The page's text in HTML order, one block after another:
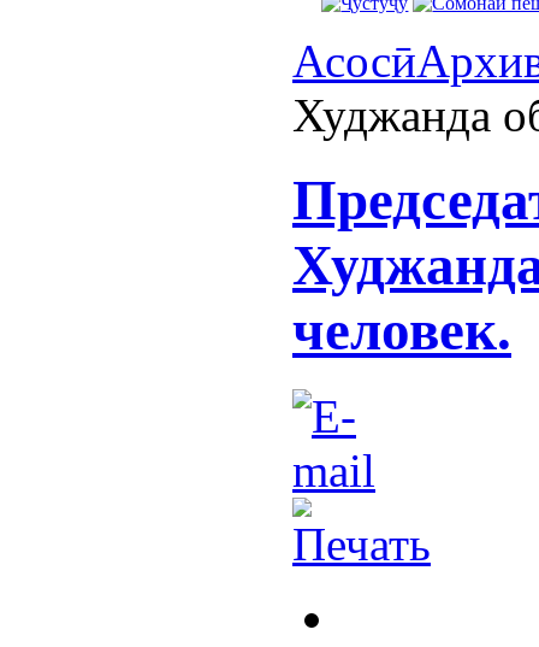
Асосӣ
Худжанда
человек.